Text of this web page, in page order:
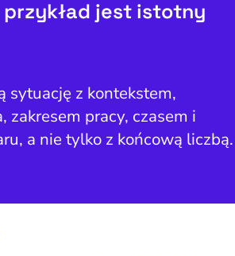
przykład jest istotny
sytuację z kontekstem,
zakresem pracy, czasem i
a nie tylko z końcową liczbą.